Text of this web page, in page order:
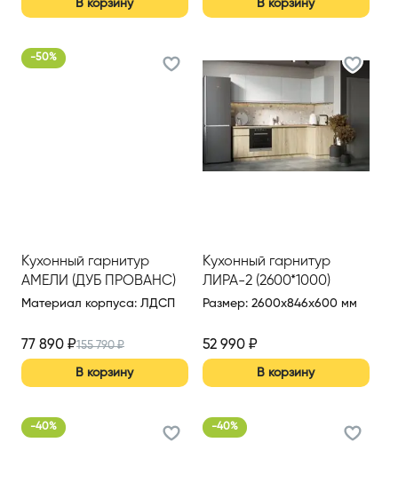
В корзину В корзину
-50%
Кухонный гарнитур
АМЕЛИ (ДУБ ПРОВАНС)
Материал корпуса: ЛДСП
77 890 ₽155 790₽
В корзину
Кухонный гарнитур
ЛИРА-2 (2600*1000)
Размер: 2600x846x600 мм
52 990₽
В корзину
-40% -40%